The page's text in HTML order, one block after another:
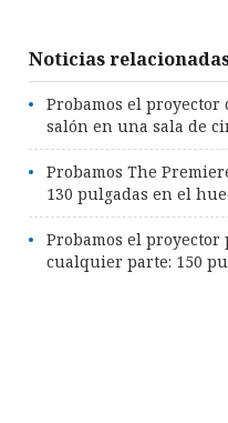
Noticias
Probamos el
salón en una sala de
Probamos The
130 pulgadas en el
Probamos el proyector
cualquier parte: 150